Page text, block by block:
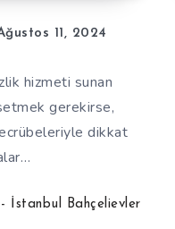
11, 2024
hizmeti sunan
gerekirse,
dikkat
İstanbul Bahçelievler